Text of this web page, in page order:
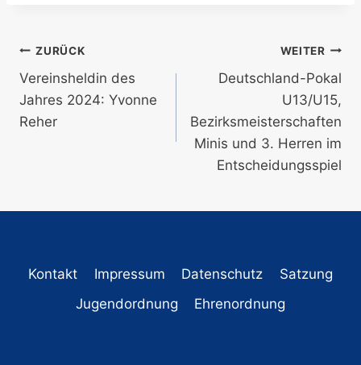
Beitragsnavigation
ZURÜCK
Vereinsheldin des
Jahres 2024: Yvonne
Reher
WEITER
Deutschland-Pokal
U13/U15,
Bezirksmeisterschaften
Minis und 3. Herren im
Entscheidungsspiel
Kontakt Impressum Datenschutz
Satzung
Jugendordnung
Ehrenordnung